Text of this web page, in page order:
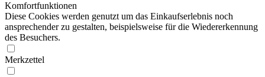
Komfortfunktionen
Diese Cookies werden genutzt um das Einkaufserlebnis noch
ansprechender zu gestalten, beispielsweise für die Wiedererkennung
des Besuchers.
Merkzettel